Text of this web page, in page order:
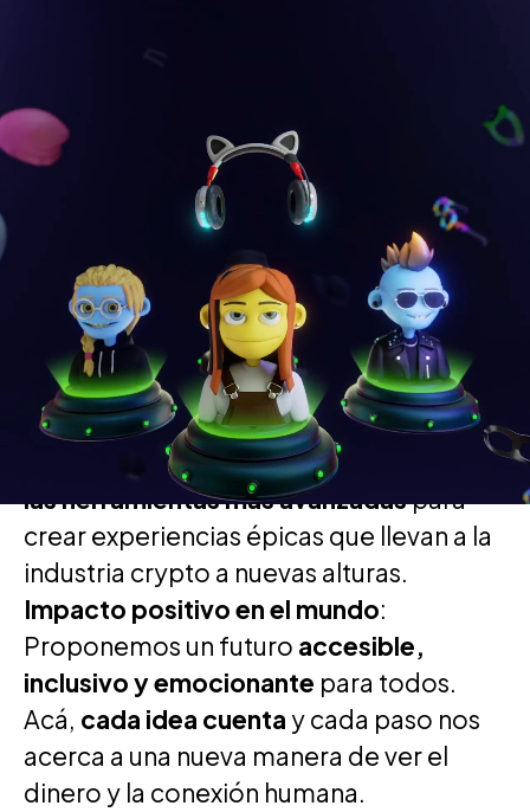
con nosotros?
Un equipo que redefine el límite: En
Lemon, el talento es clave. Trabajás junto
a personas apasionadas, con una mezcla
única de innovación, visión y
experiencia.
Tecnología y creatividad en su máxima
: IntegramosAI, blockchain y
las herramientas más avanzadaspara
crear experiencias épicas que llevan a la
industria crypto a nuevas alturas.
Impacto positivo en el mundo:
Proponemos un futuro accesible,
inclusivo y emocionante para todos.
Acá, cada idea cuenta y cada paso nos
acerca a una nueva manera de ver el
dinero y la conexión humana.